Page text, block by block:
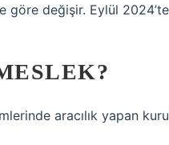
göre değişir. Eylül
aracılık yapan